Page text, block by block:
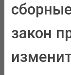
закон